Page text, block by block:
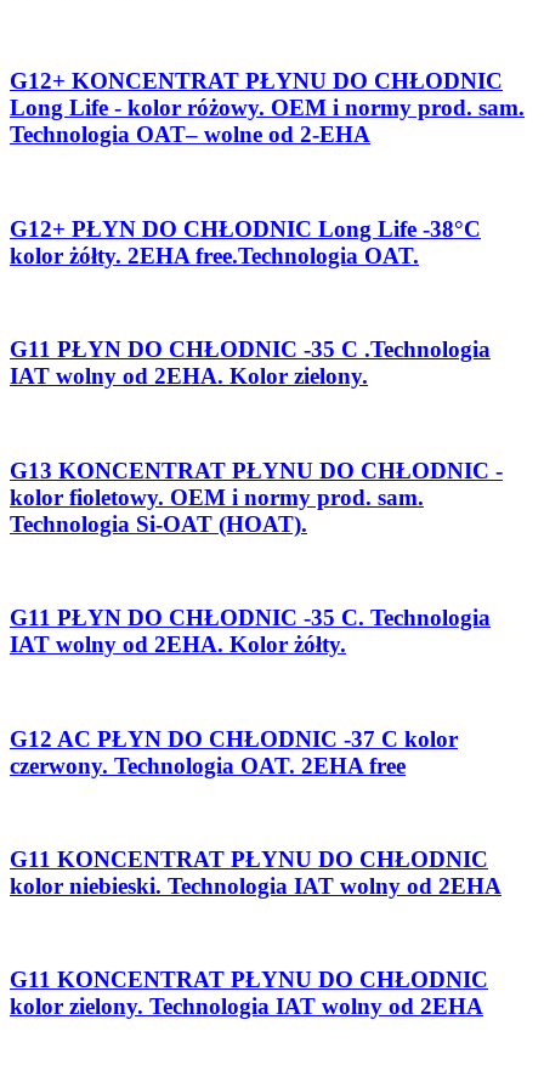
G12+ KONCENTRAT PŁYNU DO CHŁODNIC
Long Life - kolor różowy. OEM i normy prod. sam.
Technologia OAT– wolne od 2-EHA
G12+ PŁYN DO CHŁODNIC Long Life -38°C
kolor żółty. 2EHA free.Technologia OAT.
G11 PŁYN DO CHŁODNIC -35 C .Technologia
IAT wolny od 2EHA. Kolor zielony.
G13 KONCENTRAT PŁYNU DO CHŁODNIC -
kolor fioletowy. OEM i normy prod. sam.
Technologia Si-OAT (HOAT).
G11 PŁYN DO CHŁODNIC -35 C. Technologia
IAT wolny od 2EHA. Kolor żółty.
G12 AC PŁYN DO CHŁODNIC -37 C kolor
czerwony. Technologia OAT. 2EHA free
G11 KONCENTRAT PŁYNU DO CHŁODNIC
kolor niebieski. Technologia IAT wolny od 2EHA
G11 KONCENTRAT PŁYNU DO CHŁODNIC
kolor zielony. Technologia IAT wolny od 2EHA